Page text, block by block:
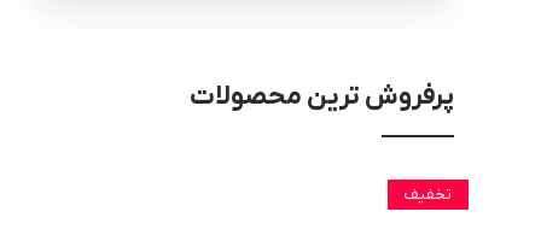
پرفروش ترین محصولات
تخفیف